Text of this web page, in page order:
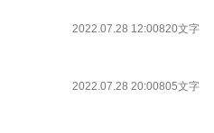
2022.07.28 12:00820文字
2022.07.28 20:00805文字